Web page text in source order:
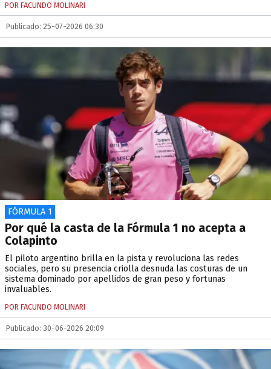
POR FACUNDO MOLINARI
Publicado: 25-07-2026 06:30
FÓRMULA 1
Por qué la casta de la Fórmula 1 no acepta a
Colapinto
El piloto argentino brilla en la pista y revoluciona las redes
sociales, pero su presencia criolla desnuda las costuras de un
sistema dominado por apellidos de gran peso y fortunas
invaluables.
POR FACUNDO MOLINARI
Publicado: 30-06-2026 20:09